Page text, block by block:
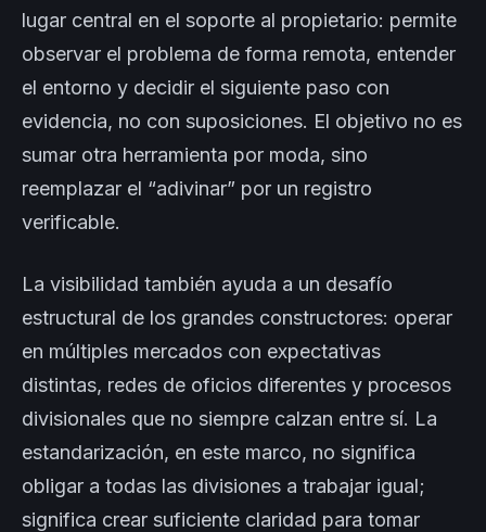
lugar central en el soporte al propietario: permite
observar el problema de forma remota, entender
el entorno y decidir el siguiente paso con
evidencia, no con suposiciones. El objetivo no es
sumar otra herramienta por moda, sino
reemplazar el “adivinar” por un registro
verificable.
La visibilidad también ayuda a un desafío
estructural de los grandes constructores: operar
en múltiples mercados con expectativas
distintas, redes de oficios diferentes y procesos
divisionales que no siempre calzan entre sí. La
estandarización, en este marco, no significa
obligar a todas las divisiones a trabajar igual;
significa crear suficiente claridad para tomar